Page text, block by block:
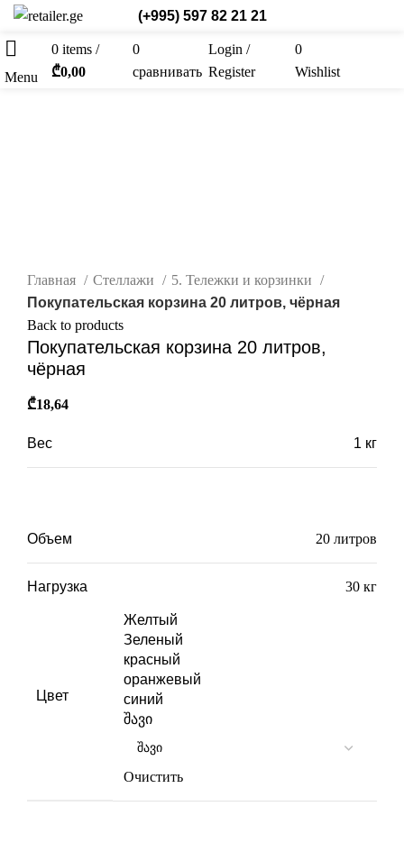
(+995) 597 82 21 21
Menu
0 items /
₾0,00
0
сравнивать
Login /
Register
0
Wishlist
Главная
Стеллажи
5. Тележки и корзинки
Покупательская корзина 20 литров, чёрная
Back to products
Покупательская корзина 20 литров,
чёрная
₾18,64
Вес 1 кг
Объем 20 литров
Нагрузка 30 кг
Цвет
Желтый
Зеленый
красный
оранжевый
синий
შავი
Очистить